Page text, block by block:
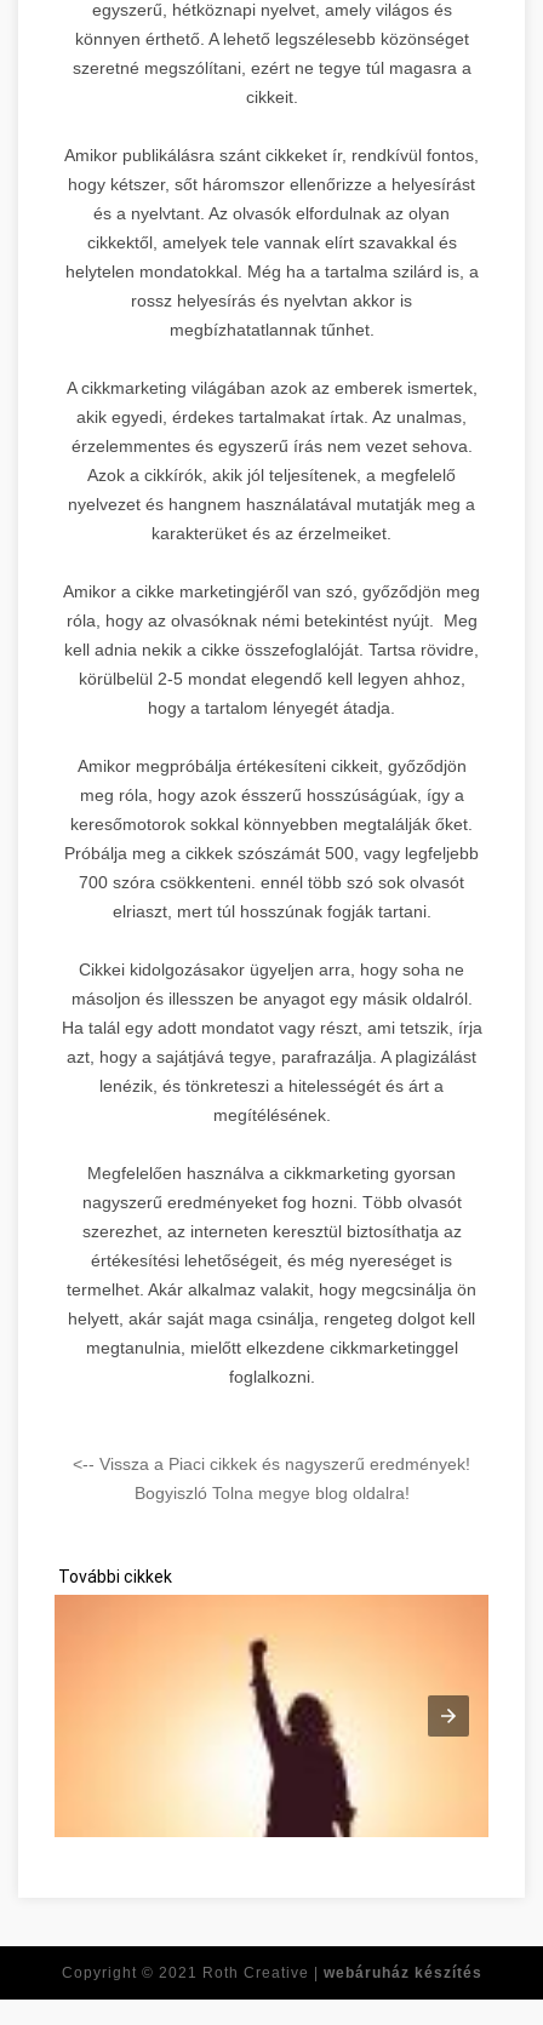
egyszerű, hétköznapi nyelvet, amely világos és
könnyen érthető. A lehető legszélesebb közönséget
szeretné megszólítani, ezért ne tegye túl magasra a
cikkeit.
Amikor publikálásra szánt cikkeket ír, rendkívül fontos,
hogy kétszer, sőt háromszor ellenőrizze a helyesírást
és a nyelvtant. Az olvasók elfordulnak az olyan
cikkektől, amelyek tele vannak elírt szavakkal és
helytelen mondatokkal. Még ha a tartalma szilárd is, a
rossz helyesírás és nyelvtan akkor is
megbízhatatlannak tűnhet.
A cikkmarketing világában azok az emberek ismertek,
akik egyedi, érdekes tartalmakat írtak. Az unalmas,
érzelemmentes és egyszerű írás nem vezet sehova.
Azok a cikkírók, akik jól teljesítenek, a megfelelő
nyelvezet és hangnem használatával mutatják meg a
karakterüket és az érzelmeiket.
Amikor a cikke marketingjéről van szó, győződjön meg
róla, hogy az olvasóknak némi betekintést nyújt. Meg
kell adnia nekik a cikke összefoglalóját. Tartsa rövidre,
körülbelül 2-5 mondat elegendő kell legyen ahhoz,
hogy a tartalom lényegét átadja.
Amikor megpróbálja értékesíteni cikkeit, győződjön
meg róla, hogy azok ésszerű hosszúságúak, így a
keresőmotorok sokkal könnyebben megtalálják őket.
Próbálja meg a cikkek szószámát 500, vagy legfeljebb
700 szóra csökkenteni. ennél több szó sok olvasót
elriaszt, mert túl hosszúnak fogják tartani.
Cikkei kidolgozásakor ügyeljen arra, hogy soha ne
másoljon és illesszen be anyagot egy másik oldalról.
Ha talál egy adott mondatot vagy részt, ami tetszik, írja
azt, hogy a sajátjává tegye, parafrazálja. A plagizálást
lenézik, és tönkreteszi a hitelességét és árt a
megítélésének.
Megfelelően használva a cikkmarketing gyorsan
nagyszerű eredményeket fog hozni. Több olvasót
szerezhet, az interneten keresztül biztosíthatja az
értékesítési lehetőségeit, és még nyereséget is
termelhet. Akár alkalmaz valakit, hogy megcsinálja ön
helyett, akár saját maga csinálja, rengeteg dolgot kell
megtanulnia, mielőtt elkezdene cikkmarketinggel
foglalkozni.
<-- Vissza a Piaci cikkek és nagyszerű eredmények!
Bogyiszló Tolna megye blog oldalra!
További cikkek
Copyright © 2021 Roth Creative | webáruház készítés